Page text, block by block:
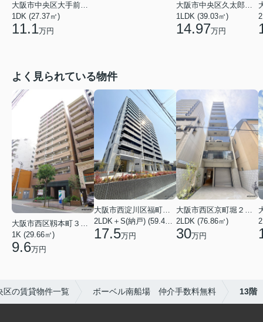
大阪市中央区大手前１丁目
1DK (27.37㎡)
11.1万円
大阪市中央区久太郎町１丁目
1LDK (39.03㎡)
14.97万円
よく見られている物件
大阪市西区靱本町３丁目
1K (29.66㎡)
9.6万円
大阪市西淀川区福町２丁目
2LDK＋S(納戸) (59.48㎡)
17.5万円
大阪市西区京町堀２丁目
2LDK (76.86㎡)
30万円
区の賃貸物件一覧 ボーベル南船場 仲介手数料無料 13階